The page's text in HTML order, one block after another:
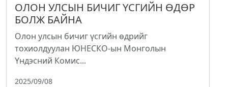
ОЛОН УЛСЫН БИЧИГ ҮСГИЙН ӨДӨР
БОЛЖ БАЙНА
Олон улсын бичиг үсгийн өдрийг
тохиолдуулан ЮНЕСКО-ын Монголын
Үндэсний Комис...
2025/09/08